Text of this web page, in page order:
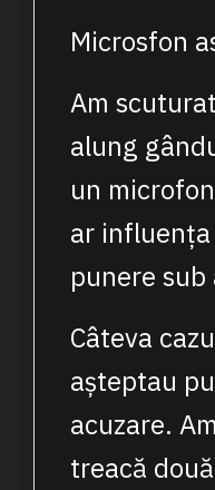
Microsfon
Am
alung
un
ar
punere sub
Câteva
așteptau
acuzare.
treacă